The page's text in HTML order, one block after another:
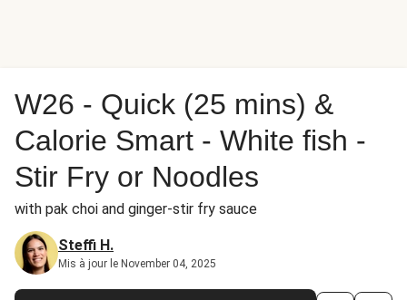
W26 - Quick (25 mins) &
Calorie Smart - White fish -
Stir Fry or Noodles
with pak choi and ginger-stir fry sauce
Steffi H.
Mis à jour le November 04, 2025